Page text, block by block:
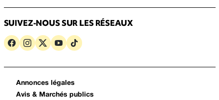
SUIVEZ-NOUS SUR LES RÉSEAUX
Annonces légales
Avis & Marchés publics